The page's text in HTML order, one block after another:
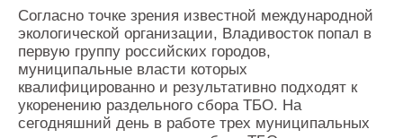
Согласно точке зрения известной международной
экологической организации, Владивосток попал в
первую группу российских городов,
муниципальные власти которых
квалифицированно и результативно подходят к
укоренению раздельного сбора ТБО. На
сегодняшний день в работе трех муниципальных